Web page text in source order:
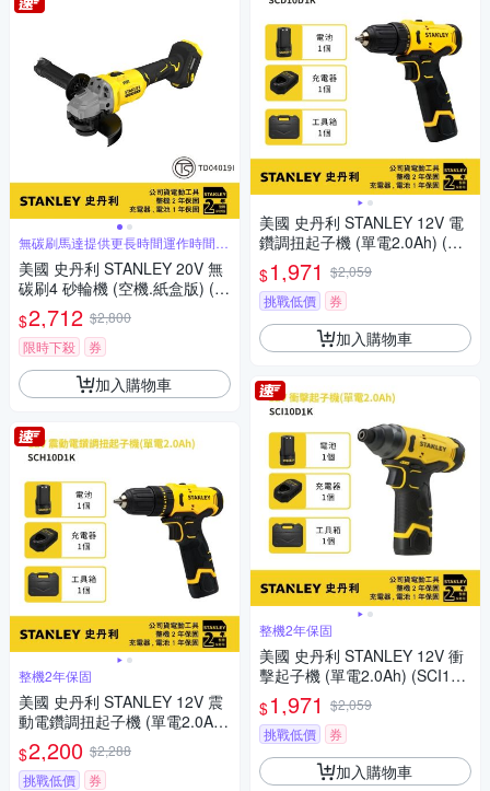
無碳刷馬達提供更長時間運作時間、
更高功率
美國 史丹利 STANLEY 20V 無
碳刷4 砂輪機 (空機.紙盒版) (S
BG710)
$2,712 $2,800
限時下殺
券
加入購物車
整機2年保固
美國 史丹利 STANLEY 12V 震
動電鑽調扭起子機 (單電2.0Ah)
(SCH10D1K)
$2,200 $2,288
挑戰低價
券
美國 史丹利 STANLEY 12V 電
鑽調扭起子機 (單電2.0Ah) (SC
D10D1K)
$1,971 $2,059
挑戰低價
券
加入購物車
整機2年保固
美國 史丹利 STANLEY 12V 衝
擊起子機 (單電2.0Ah) (SCI10D
1K)
$1,971 $2,059
挑戰低價
券
加入購物車